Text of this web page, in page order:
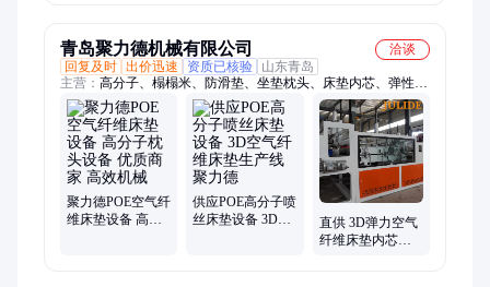
青岛聚力德机械有限公司
洽谈
回复及时 出价迅速 资质已核验
山东青岛
主营： 高分子、榻榻米、防滑垫、坐垫枕头、床垫内芯、弹性床
垫、压延地垫、三维立体、复合设备、空气纤维、防滑地垫、床
垫生产线
聚力德POE空气纤
维床垫设备 高分
供应POE高分子喷
丝床垫设备 3D空
直供 3D弹力空气
纤维床垫内芯生